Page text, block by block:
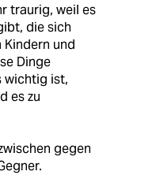
traurig, weil es
die sich
Kindern und
Dinge
wichtig ist,
es zu
gegen